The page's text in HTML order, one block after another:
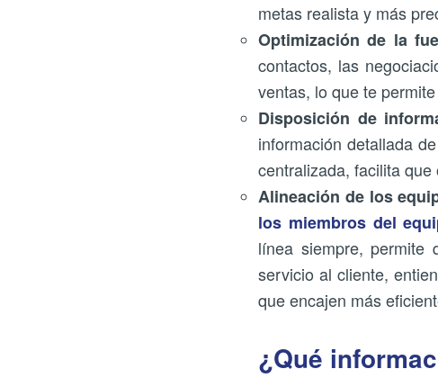
metas realista y más
Optimización de la
contactos, las
ventas, lo que te
Disposición de
información detallada
centralizada, facilita
Alineación de los
los miembros del
línea siempre,
servicio al cliente,
que encajen más
¿Qué